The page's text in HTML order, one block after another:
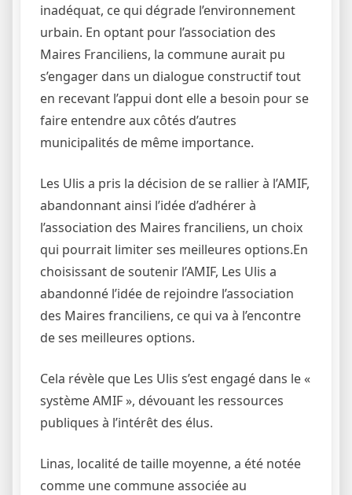
inadéquat, ce qui dégrade l’environnement
urbain. En optant pour l’association des
Maires Franciliens, la commune aurait pu
s’engager dans un dialogue constructif tout
en recevant l’appui dont elle a besoin pour se
faire entendre aux côtés d’autres
municipalités de même importance.
Les Ulis a pris la décision de se rallier à l’AMIF,
abandonnant ainsi l’idée d’adhérer à
l’association des Maires franciliens, un choix
qui pourrait limiter ses meilleures options.En
choisissant de soutenir l’AMIF, Les Ulis a
abandonné l’idée de rejoindre l’association
des Maires franciliens, ce qui va à l’encontre
de ses meilleures options.
Cela révèle que Les Ulis s’est engagé dans le «
système AMIF », dévouant les ressources
publiques à l’intérêt des élus.
Linas, localité de taille moyenne, a été notée
comme une commune associée au